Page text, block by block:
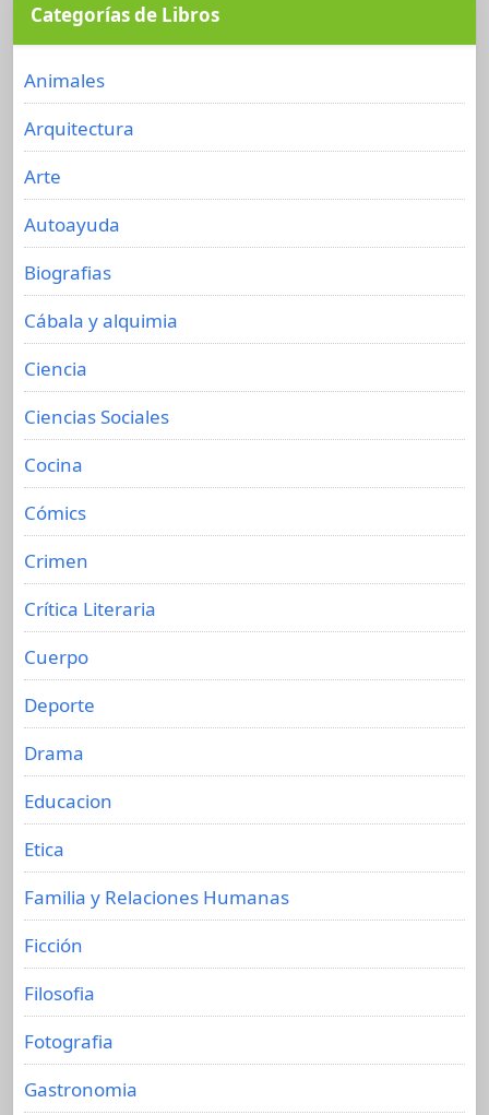
Categorías de Libros
Animales
Arquitectura
Arte
Autoayuda
Biografias
Cábala y alquimia
Ciencia
Ciencias Sociales
Cocina
Cómics
Crimen
Crítica Literaria
Cuerpo
Deporte
Drama
Educacion
Etica
Familia y Relaciones Humanas
Ficción
Filosofia
Fotografia
Gastronomia